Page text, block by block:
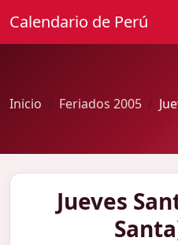
Calendario de Perú
Inicio Feriados 2005
Jueves